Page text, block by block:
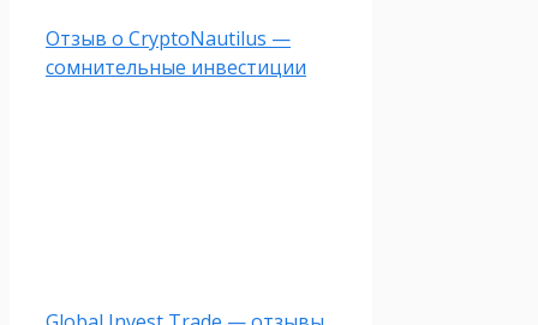
Отзыв о CryptoNautilus —
сомнительные инвестиции